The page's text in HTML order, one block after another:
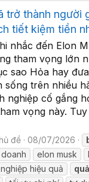
trở thành người
tiết kiệm tiền
nhắc đến Elon
tham vọng lớn
sao Hỏa hay
sống trên nhiều
nghiệp cố gắng
vọng này.
đề 08/07/2026
elon musk
hiệu quả